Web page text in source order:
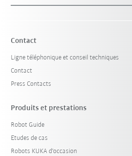
Réinitialiser le filtre
Contact
Ligne téléphonique et conseil techniques
Contact
Press Contacts
Produits et prestations
Robot Guide
Etudes de cas
Robots KUKA d'occasion